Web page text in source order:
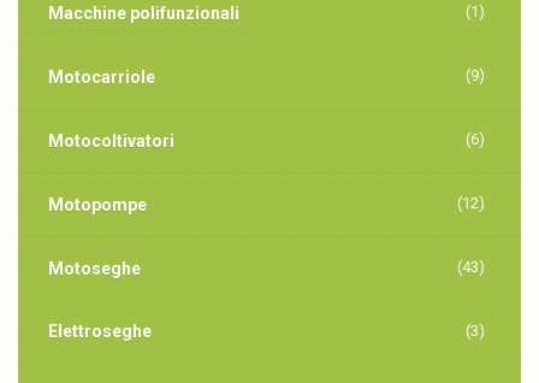
Macchine polifunzionali (1)
Motocarriole (9)
Motocoltivatori (6)
Motopompe (12)
Motoseghe (43)
Elettroseghe (3)